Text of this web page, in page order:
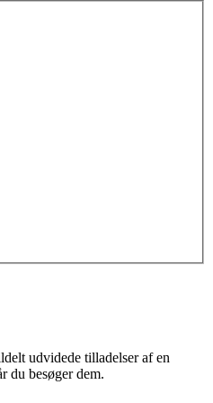
udvidede tilladelser af en
du besøger dem.